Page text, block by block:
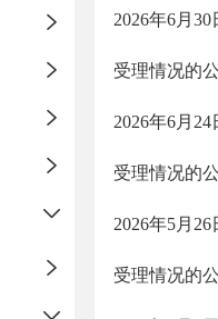
2026年6月
受理情况的
2026年6月
受理情况的
2026年5月
受理情况的